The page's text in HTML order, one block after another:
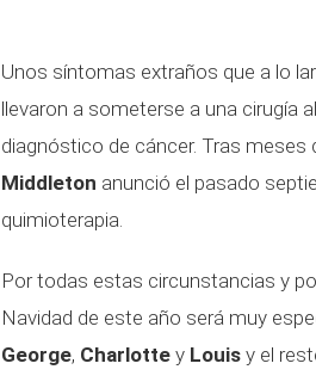
Unos síntomas extraños que a lo
llevaron a someterse a una cirugía
diagnóstico de cáncer. Tras
Middleton anunció el pasado
quimioterapia.
Por todas estas circunstancias y
Navidad de este año será muy
George, Charlotte y Louis y el